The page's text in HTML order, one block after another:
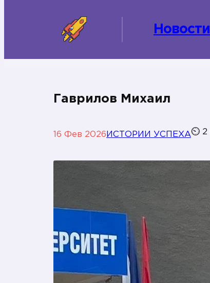
Новости
Гаврилов Михаил
16 Фев 2026 ИСТОРИИ УСПЕХА⏲ 2